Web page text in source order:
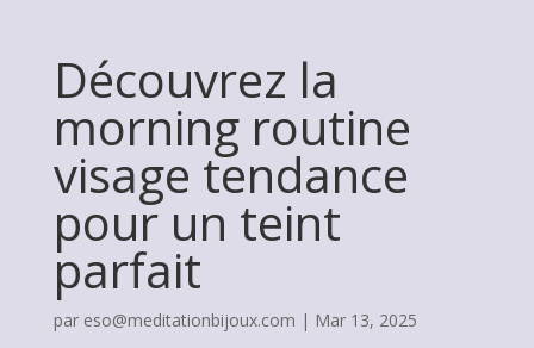
Découvrez la
morning routine
visage tendance
pour un teint
parfait
par eso@meditationbijoux.com | Mar 13, 2025